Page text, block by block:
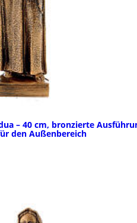
– 40 cm, bronzierte
den Außenbereich